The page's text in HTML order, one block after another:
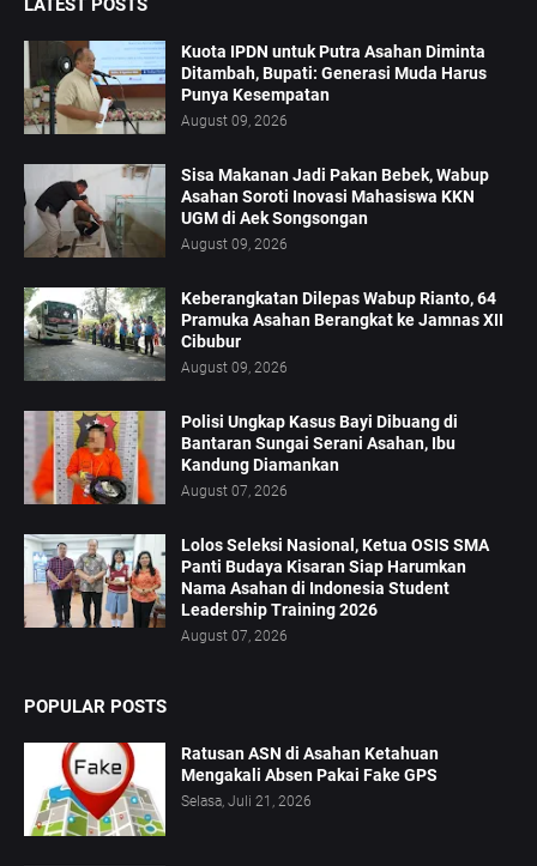
LATEST POSTS
Kuota IPDN untuk Putra Asahan Diminta
Ditambah, Bupati: Generasi Muda Harus
Punya Kesempatan
August 09, 2026
Sisa Makanan Jadi Pakan Bebek, Wabup
Asahan Soroti Inovasi Mahasiswa KKN
UGM di Aek Songsongan
August 09, 2026
Keberangkatan Dilepas Wabup Rianto, 64
Pramuka Asahan Berangkat ke Jamnas XII
Cibubur
August 09, 2026
Polisi Ungkap Kasus Bayi Dibuang di
Bantaran Sungai Serani Asahan, Ibu
Kandung Diamankan
August 07, 2026
Lolos Seleksi Nasional, Ketua OSIS SMA
Panti Budaya Kisaran Siap Harumkan
Nama Asahan di Indonesia Student
Leadership Training 2026
August 07, 2026
POPULAR POSTS
Ratusan ASN di Asahan Ketahuan
Mengakali Absen Pakai Fake GPS
Selasa, Juli 21, 2026